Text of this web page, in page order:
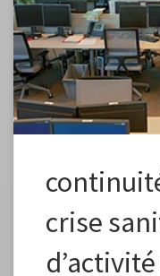
des capacités et des
élèves que ce plan de
chaque jour pour
crise